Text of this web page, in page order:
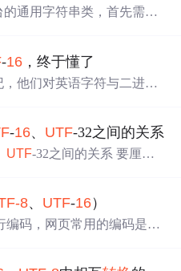
通用字符串类，首先需要
-8 ，有无BOM均可（源代
指定）。 那么源代码
串时都需要考虑 UTF编码
-16 ，终于懂了
他们对英语字符与二进制
位二进制表示 ( 0x00 - 0x7F
集 随着计算机的
之间的交流变得很困难，
-16、 UTF-32之间的关系
UTF-32之间的关系 要厘清
之大不相同，很多时候是
信息的。 那么我们怎样将
-8、 UTF-16）
编码，网页常用的编码是UT